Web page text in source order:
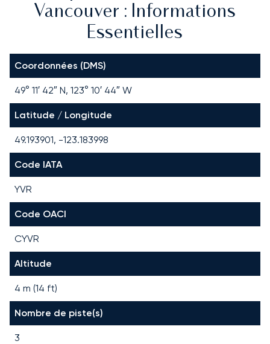
Vancouver : Informations
Essentielles
Coordonnées (DMS)
49° 11′ 42″ N, 123° 10′ 44″ W
Latitude / Longitude
49.193901, -123.183998
Code IATA
YVR
Code OACI
CYVR
Altitude
4 m (14 ft)
Nombre de piste(s)
3